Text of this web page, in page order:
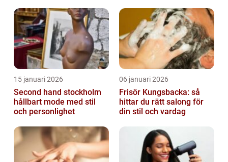
15 januari 2026
Second hand stockholm
hållbart mode med stil
och personlighet
06 januari 2026
Frisör Kungsbacka: så
hittar du rätt salong för
din stil och vardag